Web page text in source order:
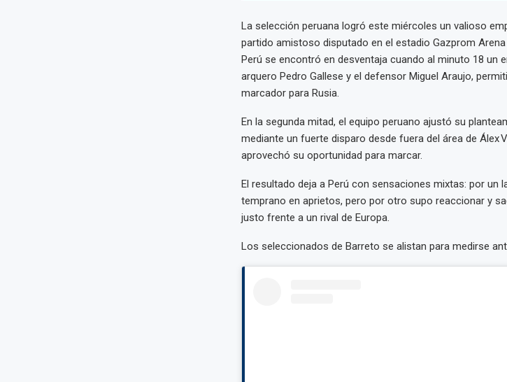
La selección peruana logró este miércoles un valioso
partido amistoso disputado en el estadio Gazprom
Perú se encontró en desventaja cuando al minuto 18 un
arquero Pedro Gallese y el defensor Miguel Araujo,
marcador para Rusia.
En la segunda mitad, el equipo peruano ajustó su
mediante un fuerte disparo desde fuera del área de Álex
aprovechó su oportunidad para marcar.
El resultado deja a Perú con sensaciones mixtas: por un
temprano en aprietos, pero por otro supo reaccionar y
justo frente a un rival de Europa.
Los seleccionados de Barreto se alistan para medirse